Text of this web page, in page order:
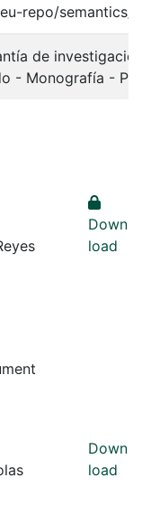
repo/semantics/
de
- Monografía -
Down
load
Down
load